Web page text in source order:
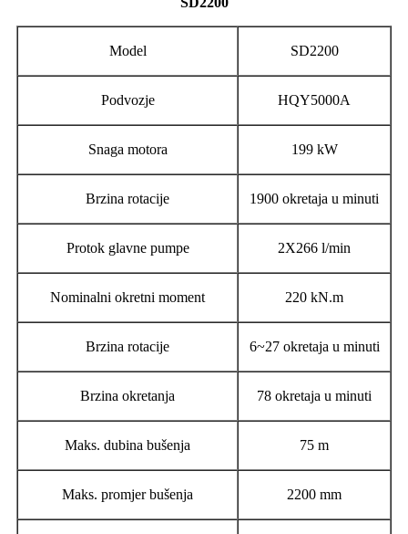
Model SD2200
Podvozje HQY5000A
Snaga motora 199 kW
Brzina rotacije 1900 okretaja u minuti
Protok glavne pumpe 2X266 l/min
Nominalni okretni moment 220 kN.m
Brzina rotacije 6~27 okretaja u minuti
Brzina okretanja 78 okretaja u minuti
Maks. dubina bušenja 75 m
Maks. promjer bušenja 2200 mm